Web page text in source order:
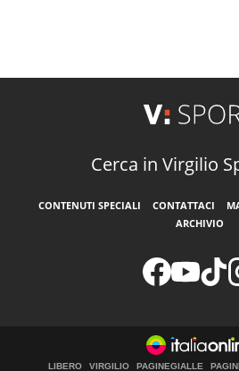
Cerca in Virgilio
CONTENUTI SPECIALI CONTATTACI
ARCHIVIO
LIBERO VIRGILIO PAGINEGIALLE